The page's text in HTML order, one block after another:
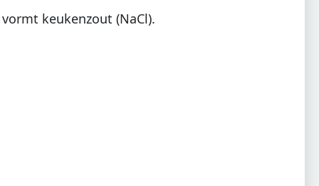
keukenzout (NaCl).